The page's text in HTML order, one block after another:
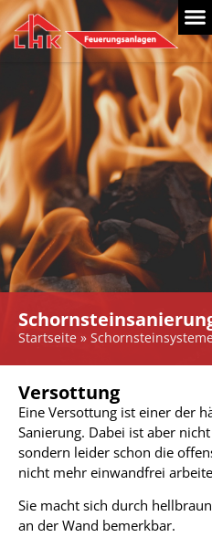
Startseite »
Versottung
Eine Versottung ist einer der
Sanierung. Dabei ist aber
sondern leider schon die
nicht mehr einwandfrei
Sie macht sich durch
an der Wand bemerkbar.